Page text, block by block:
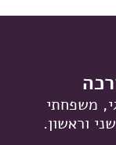
משפחתי
וראשון.